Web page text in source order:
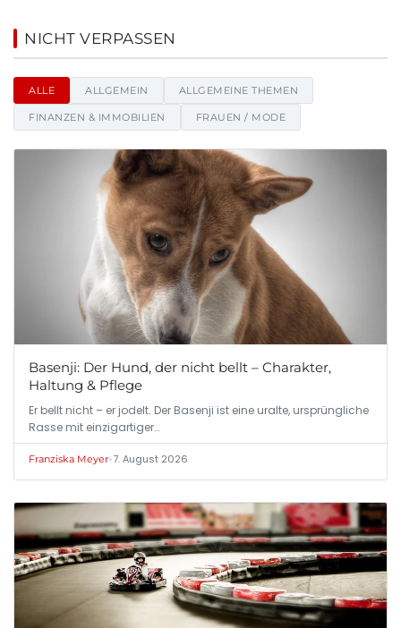
Aviabelt - Nachrichten, Tipps
NICHT VERPASSEN
ALLE ALLGEMEIN ALLGEMEINE THEMEN
FINANZEN & IMMOBILIEN FRAUEN / MODE
Basenji: Der Hund, der nicht bellt – Charakter,
Haltung & Pflege
Er bellt nicht – er jodelt. Der Basenji ist eine uralte, ursprüngliche
Rasse mit einzigartiger…
Franziska Meyer•7. August 2026